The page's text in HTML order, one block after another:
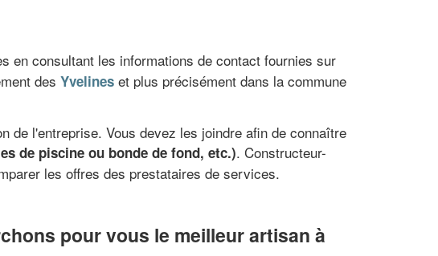
en consultant les informations de contact fournies sur
des Yvelines et plus précisément dans la commune
de l'entreprise. Vous devez les joindre afin de connaître
de piscine ou bonde de fond, etc.). Constructeur-
les offres des prestataires de services.
pour vous le meilleur artisan à